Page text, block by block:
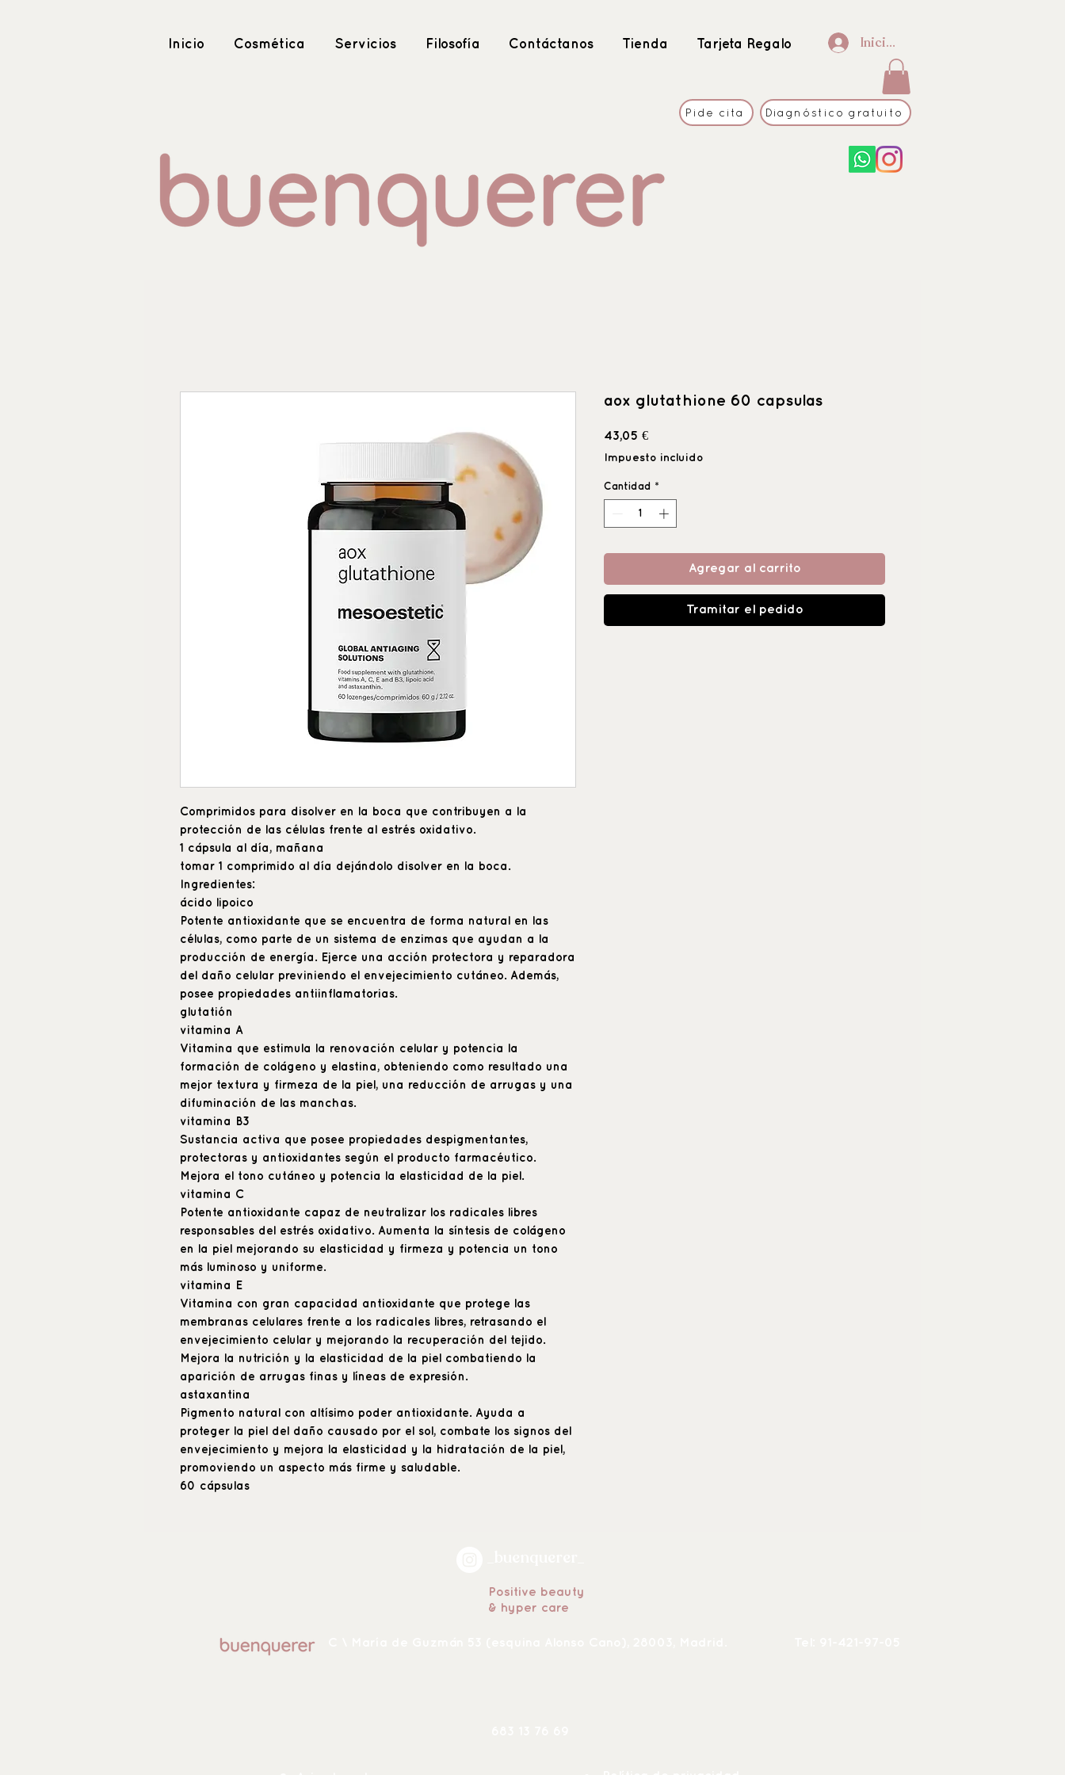
Inicio Cosmética Servicios Filosofía Contáctanos Tienda Tarjeta Regalo Iniciar sesión
Pide cita Diagnóstico gratuito
Comprimidos para disolver en la boca que contribuyen a la
protección de las células frente al estrés oxidativo.
1 cápsula al día, mañana
tomar 1 comprimido al día dejándolo disolver en la boca.
Ingredientes:
ácido lipoico
Potente antioxidante que se encuentra de forma natural en las
células, como parte de un sistema de enzimas que ayudan a la
producción de energía. Ejerce una acción protectora y reparadora
del daño celular previniendo el envejecimiento cutáneo. Además,
posee propiedades antiinflamatorias.
glutatión
vitamina A
Vitamina que estimula la renovación celular y potencia la
formación de colágeno y elastina, obteniendo como resultado una
mejor textura y firmeza de la piel, una reducción de arrugas y una
difuminación de las manchas.
vitamina B3
Sustancia activa que posee propiedades despigmentantes,
protectoras y antioxidantes según el producto farmacéutico.
Mejora el tono cutáneo y potencia la elasticidad de la piel.
vitamina C
Potente antioxidante capaz de neutralizar los radicales libres
responsables del estrés oxidativo. Aumenta la síntesis de colágeno
en la piel mejorando su elasticidad y firmeza y potencia un tono
más luminoso y uniforme.
vitamina E
Vitamina con gran capacidad antioxidante que protege las
membranas celulares frente a los radicales libres, retrasando el
envejecimiento celular y mejorando la recuperación del tejido.
Mejora la nutrición y la elasticidad de la piel combatiendo la
aparición de arrugas finas y líneas de expresión.
astaxantina
Pigmento natural con altísimo poder antioxidante. Ayuda a
proteger la piel del daño causado por el sol, combate los signos del
envejecimiento y mejora la elasticidad y la hidratación de la piel,
promoviendo un aspecto más firme y saludable.
60 cápsulas
aox glutathione 60 capsulas
43,05 €Precio
Impuesto incluido
Cantidad *
Agregar al carrito
Tramitar el pedido
Positive beauty
& hyper care